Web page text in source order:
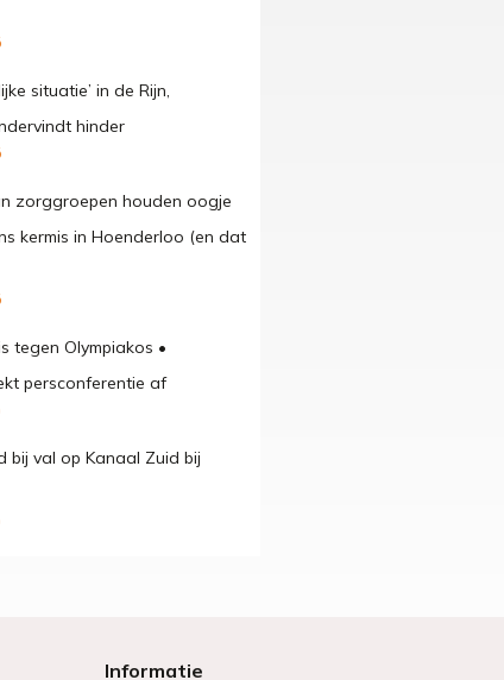
situatie’ in de Rijn,
hinder
zorggroepen houden oogje
kermis in Hoenderloo (en dat
tegen Olympiakos •
persconferentie af
bij val op Kanaal Zuid bij
Informatie